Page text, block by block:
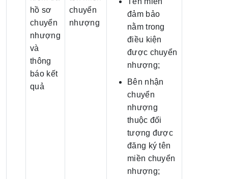
hồ sơ
chuyển
nhượng
và
thông
báo kết
quả
chuyển
nhượng
đảm bảo
nằm trong
điều kiện
được chuyển
nhượng;
Bên nhận
chuyển
nhượng
thuộc đối
tượng được
đăng ký tên
miền chuyển
nhượng;